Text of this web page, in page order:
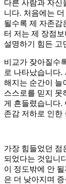
다른 사람과 자신
니다. 처음에는
될수록 제 자존감
터 저는 제 장점
설명하기 힘든 고
비교가 잦아질수
로 나타났습니다.
해지는 순간이 늘
스스로를 믿지 못
게 흔들렸습니다.
존감 저하로 인한
가장 힘들었던 점
되었다는 것입니
이 정도밖에 안
은 더 낮아지며